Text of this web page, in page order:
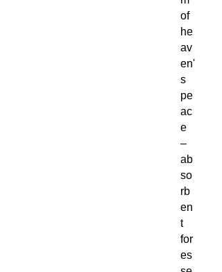
of
he
av
en'
s
pe
ac
e
–
ab
so
rb
en
t
for
es